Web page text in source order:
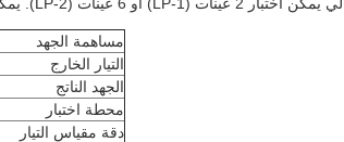
مساهمة الجهد
التيار الخارج
الجهد الناتج
محطة اختبار
دقة مقياس التيار